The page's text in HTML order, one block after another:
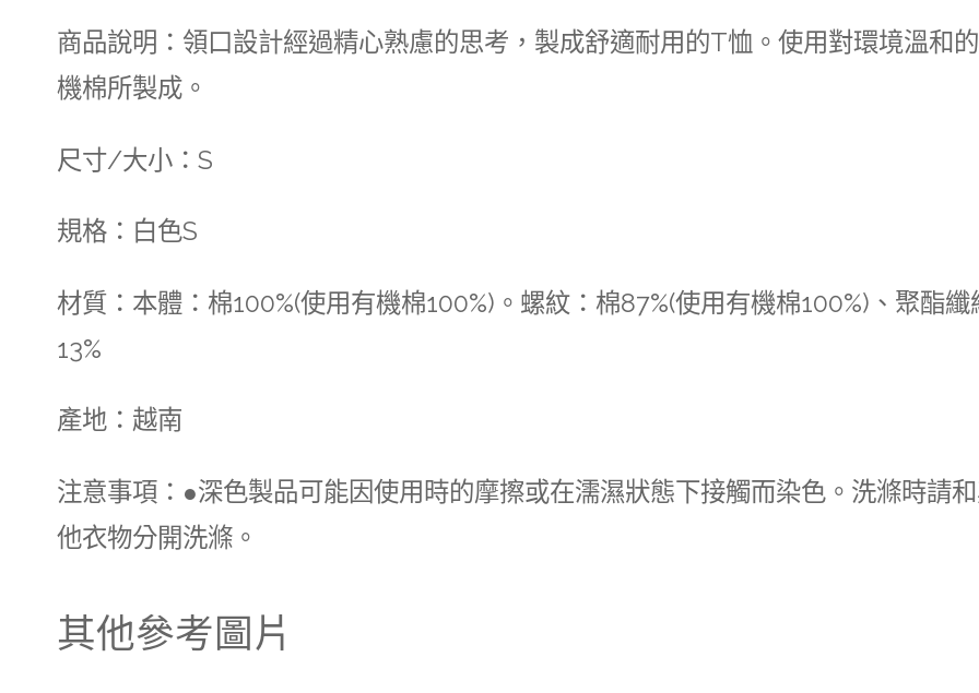
商品說明：領口設計經過精心熟慮的思考，製成舒適耐用的T恤。使用對環境溫和
機棉所製成。
尺寸/大小：S
規格：白色S
材質：本體：棉100%(使用有機棉100%)。螺紋：棉87%(使用有機棉100%)、聚酯纖
13%
產地：越南
注意事項：●深色製品可能因使用時的摩擦或在濡濕狀態下接觸而染色。洗滌時請
他衣物分開洗滌。
其他參考圖片